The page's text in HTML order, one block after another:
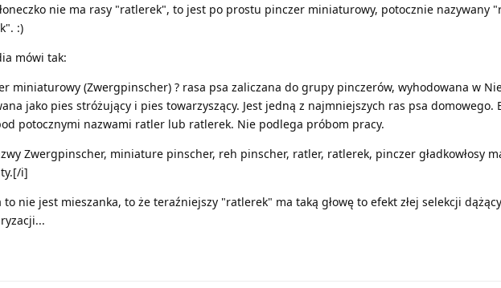
nie ma rasy "ratlerek", to jest po prostu pinczer miniaturowy, potocznie nazywany
:)
mówi tak:
miniaturowy (Zwergpinscher) ? rasa psa zaliczana do grupy pinczerów, wyhodowana w
jako pies stróżujący i pies towarzyszący. Jest jedną z najmniejszych ras psa domowego.
potocznymi nazwami ratler lub ratlerek. Nie podlega próbom pracy.
Zwergpinscher, miniature pinscher, reh pinscher, ratler, ratlerek, pinczer gładkowłosy
i]
to nie jest mieszanka, to że teraźniejszy "ratlerek" ma taką głowę to efekt złej selekcji